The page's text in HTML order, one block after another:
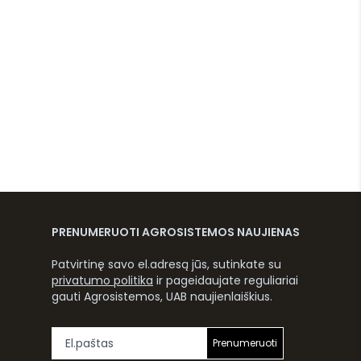
PRENUMERUOTI AGROSISTEMOS NAUJIENAS
Patvirtinę savo el.adresą jūs, sutinkate su
privatumo politika ir pageidaujate reguliariai
gauti Agrosistemos, UAB naujienlaiškius.
Prenumeruoti